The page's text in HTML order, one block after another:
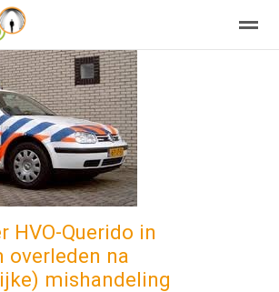
abonneren agenda
Zoeken
HVO-Querido in
overleden na
mishandeling